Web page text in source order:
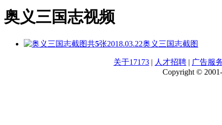
奥义三国志视频
共5张2018.03.22奥义三国志截图
关于17173 | 人才招聘 | 广告服
Copyright ©